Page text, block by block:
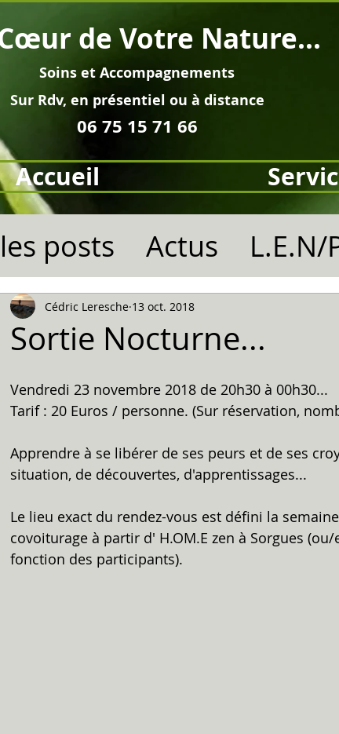
Soins et Accompagnements
Sur Rdv, en présentiel ou à distance
06 75 15 71 66
de Votre Nature...
Accueil
posts Actus
Sortie Nocturne...
Cédric Leresche 13 oct. 2018
Vendredi 23 novembre 2018 de 20h30 à 00h30...
Tarif : 20 Euros / personne. (Sur réservation,
Apprendre à se libérer de ses peurs et de ses
situation, de découvertes, d'apprentissages...
Le lieu exact du rendez-vous est défini la
covoiturage à partir d' H.OM.E zen à Sorgues
fonction des participants).